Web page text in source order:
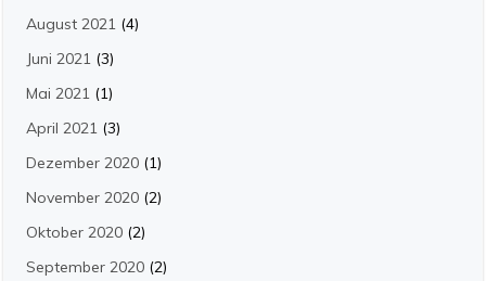
August 2021 (4)
Juni 2021 (3)
Mai 2021 (1)
April 2021 (3)
Dezember 2020 (1)
November 2020 (2)
Oktober 2020 (2)
September 2020 (2)